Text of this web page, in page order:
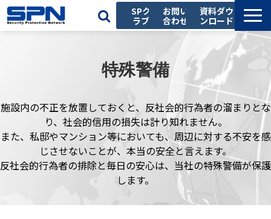
SPク
ラブ
お問い
合わせ
資料ダウ
ンロード
サービス一覧
お役立ち記事
セミナー
会社情報
採用情報
特殊警備
施設内の不正を放置しておくと、反社会的行為者の溜まりとな
り、社会的信用の損失は計り知れません。
また、私邸やマンション等においても、周辺に対する不安を感
じさせないことが、本当の安全と言えます。
反社会的行為者の排除と毎日の安心は、当社の特殊警備が保護
します。